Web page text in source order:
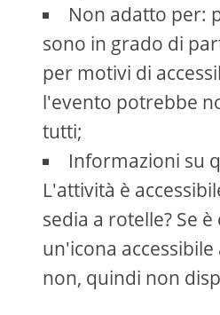
Non adatto per:
sono in grado di
per motivi di
l'evento potrebbe
tutti;
Informazioni su
L'attività è
sedia a rotelle? Se è
un'icona
non, quindi non